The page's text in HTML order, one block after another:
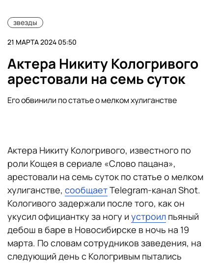
звезды
21 МАРТА 2024 05:50
Актера Никиту Кологривого
арестовали на семь суток
Его обвинили по статье о мелком хулиганстве
Актера Никиту Кологривого, известного по
роли Кощея в сериале «Слово пацана»,
арестовали на семь суток по статье о мелком
хулиганстве, сообщаетTelegram-канал Shot.
Кологивого задержали после того, как он
укусил официантку за ногу и устроил пьяный
дебош в баре в Новосибирске в ночь на 19
марта. По словам сотрудников заведения, на
следующий день с Кологривым пытались